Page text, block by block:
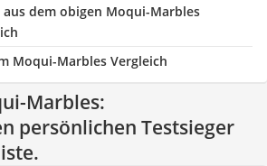
dem obigen Moqui-Marbles
Moqui-Marbles Vergleich
Marbles:
persönlichen Testsieger